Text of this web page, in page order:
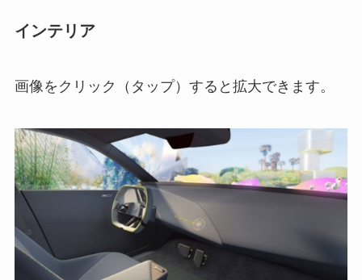
インテリア
画像をクリック（タップ）すると拡大できます。